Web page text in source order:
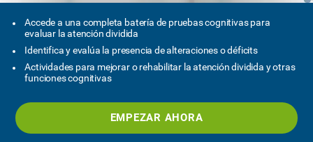
Accede a una completa batería de pruebas cognitivas para
evaluar la atención dividida
Identifica y evalúa la presencia de alteraciones o déficits
Actividades para mejorar o rehabilitar la atención dividida y otras
funciones cognitivas
EMPEZAR AHORA